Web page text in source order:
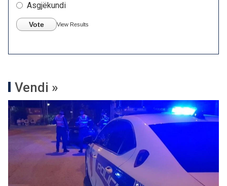
Asgjëkundi
Vote View Results
Vendi »